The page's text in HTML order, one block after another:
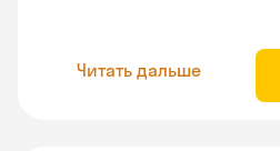
Читать дальше